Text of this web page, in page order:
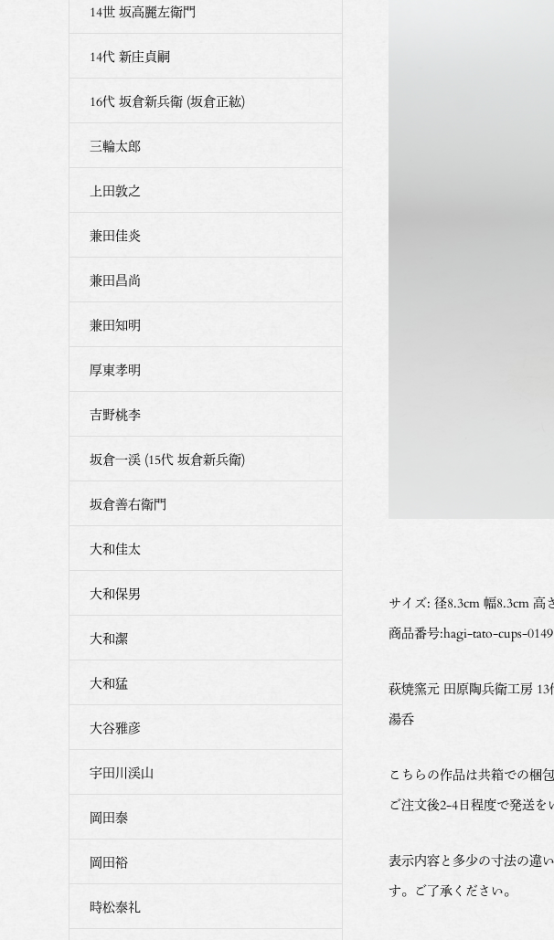
サイズ: 径8.3cm 幅8.3cm 高
商品番号:hagi-tato-cups-0149
萩焼窯元 田原陶兵衛工房
湯呑
こちらの作品は共箱での梱
ご注文後2-4日程度で発送を
表示内容と多少の寸法の違
す。ご了承ください。
14世 坂高麗左衛門
14代 新庄貞嗣
16代 坂倉新兵衛 (坂倉正紘)
三輪太郎
上田敦之
兼田佳炎
兼田昌尚
兼田知明
厚東孝明
吉野桃李
坂倉一渓 (15代 坂倉新兵衛)
坂倉善右衛門
大和佳太
大和保男
大和潔
大和猛
大谷雅彦
宇田川渓山
岡田泰
岡田裕
時松泰礼